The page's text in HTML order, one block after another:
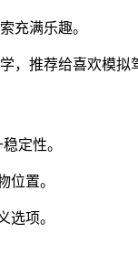
充满乐趣。
，推荐给喜欢模拟
定性。
位置。
选项。